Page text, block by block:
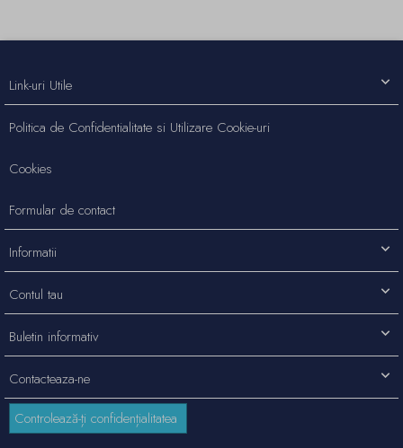
Contacteaza-ne
Link-uri Utile
Politica de Confidentialitate si Utilizare Cookie-uri
Cookies
Formular de contact
Informatii
Contul tau
Buletin informativ
Controlează-ți confidențialitatea